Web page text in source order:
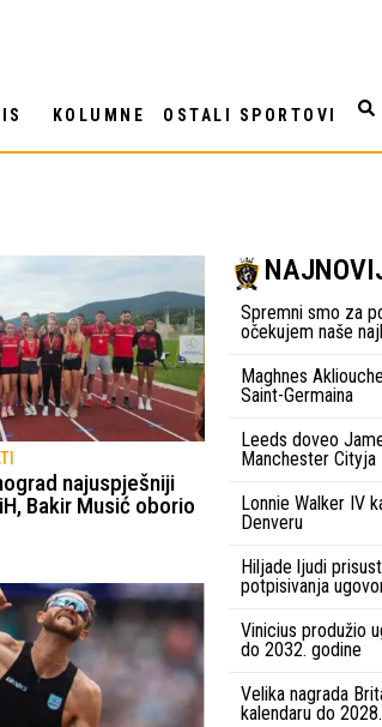
KOLUMNE OSTALI SPORTOVI
najuspješniji
Bakir Musić oborio
Spremni smo za
očekujem naše
Maghnes
Saint-Germaina
Leeds doveo
Manchester Cityja
Lonnie Walker IV
Denveru
Hiljade ljudi
potpisivanja
Vinicius produžio
do 2032. godine
Velika nagrada
kalendaru do